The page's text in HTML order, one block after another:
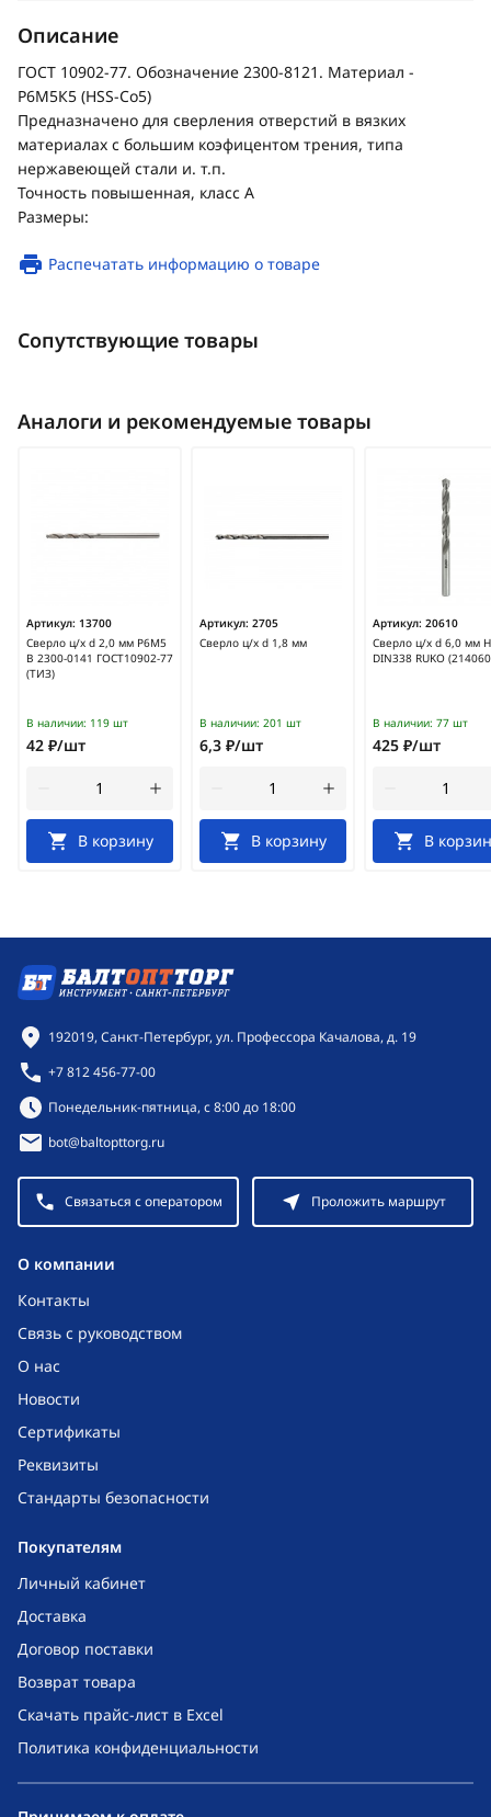
Описание
ГОСТ 10902-77. Обозначение 2300-8121. Материал -
Р6М5К5 (HSS-Co5)
Предназначено для сверления отверстий в вязких
материалах с большим коэфицентом трения, типа
нержавеющей стали и. т.п.
Точность повышенная, класс А
Размеры:
Распечатать информацию о товаре
Сопутствующие товары
Аналоги и рекомендуемые товары
Артикул: 13700
Сверло ц/х d 2,0 мм Р6М5
В 2300-0141 ГОСТ10902-77
(ТИЗ)
В наличии: 119 шт
42 ₽/шт
В корзину
Артикул: 2705
Сверло ц/х d 1,8 мм
В наличии: 201 шт
6,3 ₽/шт
В корзину
Артикул: 20610
Сверло ц/х d 6,0 мм
DIN338 RUKO
В наличии: 77 шт
425 ₽/шт
В
O компании
Контакты
Связь с руководством
О нас
Новости
Сертификаты
Реквизиты
Стандарты безопасности
Покупателям
Личный кабинет
Доставка
Договор поставки
Возврат товара
Скачать прайс-лист в Excel
Политика конфиденциальности
Контактная информация
192019, Санкт-Петербург, ул. Профессора Качалова, д. 19
+7 812 456-77-00
Режим работы:
Понедельник-пятница, с 8:00 до 18:00
bot@baltopttorg.ru
Связаться с оператором Проложить маршрут